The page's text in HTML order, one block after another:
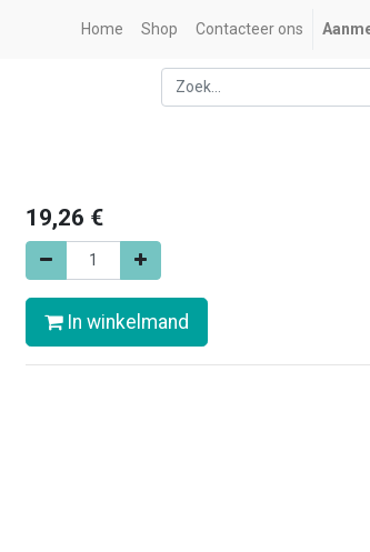
Home Shop Contacteer ons
19,26 €
In winkelmand